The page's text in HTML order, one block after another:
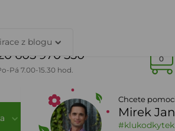
605 970 550
Pá 7.00-15.30 hod.
0
Dle sezony
z blogu
Chcete
Mirek
#klukodkytek